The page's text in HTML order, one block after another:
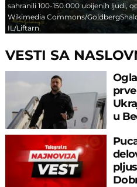
sahranili 100-150.000 ubijenih ljudi,
Wikimedia Commons/
IL/Liftarn
VESTI SA
u